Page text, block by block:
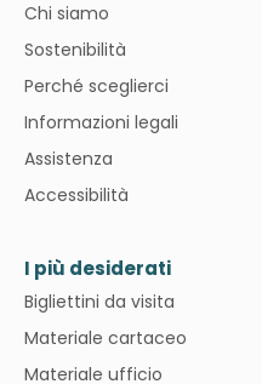
Chi siamo
Sostenibilità
Perché sceglierci
Informazioni legali
Assistenza
Accessibilità
I più desiderati
Bigliettini da visita
Materiale cartaceo
Materiale ufficio